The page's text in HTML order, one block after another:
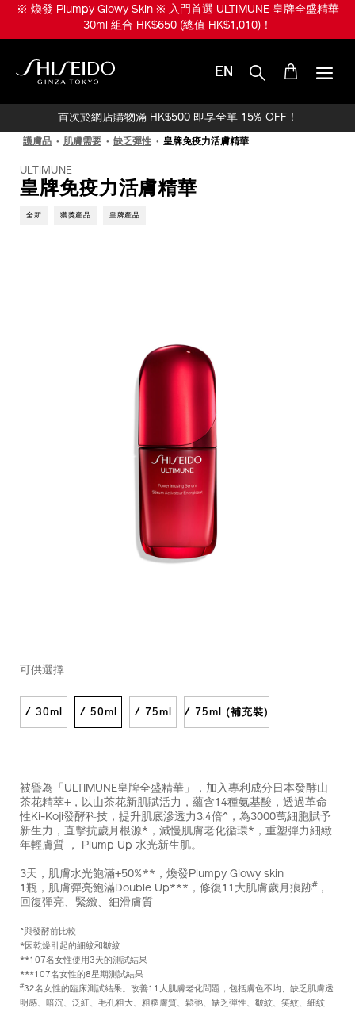
※ ULTIMUNE 升級美肌賞 ※ 購買全新 ULTIMUNE 活膚精華油或皇牌全
盛精華產品或組合即享 4D抗引力精華 20ml (價值 HK$560)！
EN
首次於網店購物滿 HK$500 即享全單 15% OFF！
護膚品 肌膚需要 缺乏彈性 皇牌免疫力活膚精華
ULTIMUNE
皇牌免疫力活膚精華
全新 獲獎產品 皇牌產品
10122390201_hk.html
編
10122390201_hk
可供選擇
/ 30ml / 50ml / 75ml / 75ml (補充裝)
被譽為「ULTIMUNE皇牌全盛精華」，加入專利成分日本發酵山
茶花精萃+，以山茶花新肌賦活力，蘊含14種氨基酸，透過革命
性Ki-Koji發酵科技，提升肌底滲透力3.4倍^，為3000萬細胞賦予
新生力，直擊抗歲月根源*，減慢肌膚老化循環*，重塑彈力細緻
年輕膚質 ， Plump Up 水光新生肌。
3天，肌膚水光飽滿+50%**，煥發Plumpy Glowy skin
1瓶，肌膚彈亮飽滿Double Up***，修復11大肌膚歲月痕跡# ，
回復彈亮、緊緻、細滑膚質
^與發酵前比較
*因乾燥引起的細紋和皺紋
**107名女性使用3天的測試結果
***107名女性的8星期測試結果
#32名女性的臨床測試結果。改善11大肌膚老化問題，包括膚色不均、缺乏肌膚透
明感、暗沉、泛紅、毛孔粗大、粗糙膚質、鬆弛、缺乏彈性、皺紋、笑紋、細紋